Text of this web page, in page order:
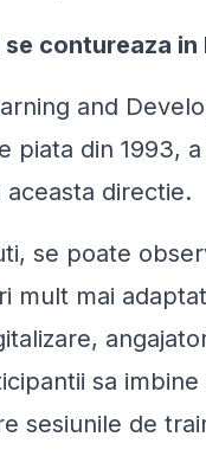
contureaza in
and
piata din 1993,
directie.
se poate
mult mai
sa
sesiunile de